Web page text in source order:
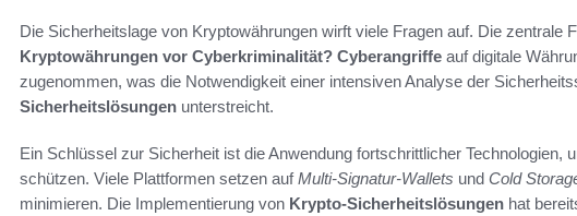
Die Sicherheitslage von Kryptowährungen wirft viele Fragen auf. Die zentrale
Kryptowährungen vor Cyberkriminalität? Cyberangriffe auf digitale
zugenommen, was die Notwendigkeit einer intensiven Analyse der
Sicherheitslösungen unterstreicht.
Ein Schlüssel zur Sicherheit ist die Anwendung fortschrittlicher Technologien,
schützen. Viele Plattformen setzen aufMulti-Signatur-Wallets und Cold
minimieren. Die Implementierung von Krypto-Sicherheitslösungen hat